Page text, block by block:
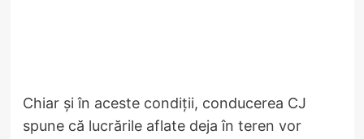
Chiar și în aceste condiții, conducerea CJ
spune că lucrările aflate deja în teren vor